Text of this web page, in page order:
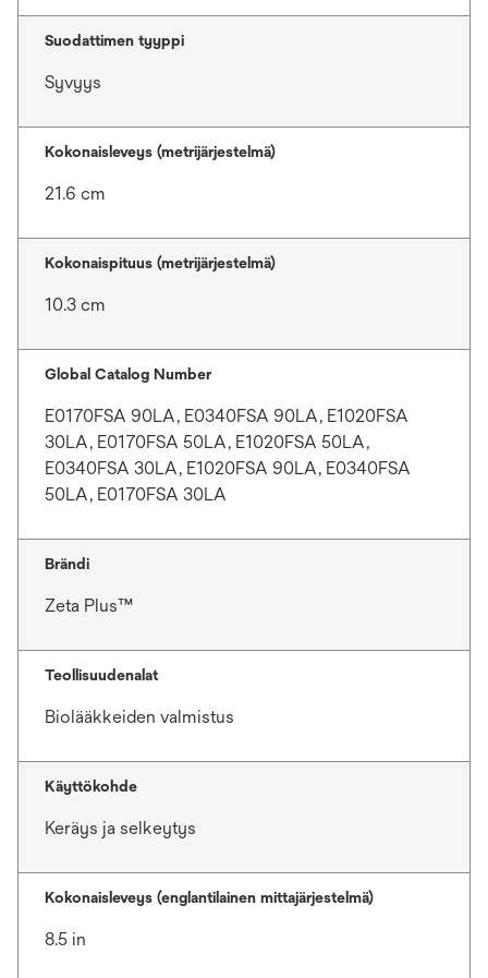
Suodattimen tyyppi
Syvyys
Kokonaisleveys (metrijärjestelmä)
21.6 cm
Kokonaispituus (metrijärjestelmä)
10.3 cm
Global Catalog Number
E0170FSA 90LA, E0340FSA 90LA, E1020FSA
30LA, E0170FSA 50LA, E1020FSA 50LA,
E0340FSA 30LA, E1020FSA 90LA, E0340FSA
50LA, E0170FSA 30LA
Brändi
Zeta Plus™
Teollisuudenalat
Biolääkkeiden valmistus
Käyttökohde
Keräys ja selkeytys
Kokonaisleveys (englantilainen mittajärjestelmä)
8.5 in